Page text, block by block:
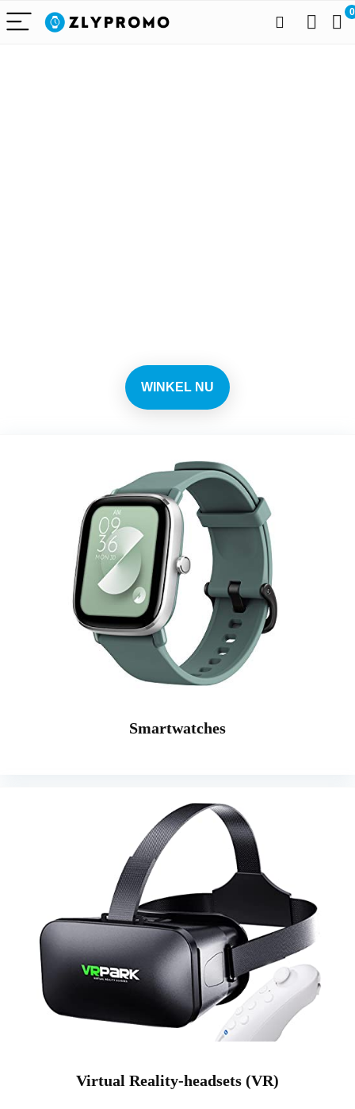
0
WINKEL NU
Smartwatches
Virtual Reality-headsets (VR)